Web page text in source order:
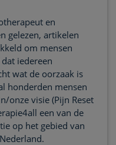
en
gelezen, artikelen
om mensen
iedereen
wat de oorzaak is
honderden mensen
onze visie (Pijn Reset
een van de
op het gebied van